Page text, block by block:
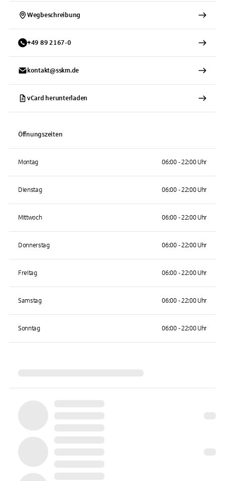
Wegbeschreibung
+49 89 2167-0
kontakt@sskm.de
vCard herunterladen
Öffnungszeiten
Montag 06:00 - 22:00 Uhr
Dienstag 06:00 - 22:00 Uhr
Mittwoch 06:00 - 22:00 Uhr
Donnerstag 06:00 - 22:00 Uhr
Freitag 06:00 - 22:00 Uhr
Samstag 06:00 - 22:00 Uhr
Sonntag 06:00 - 22:00 Uhr